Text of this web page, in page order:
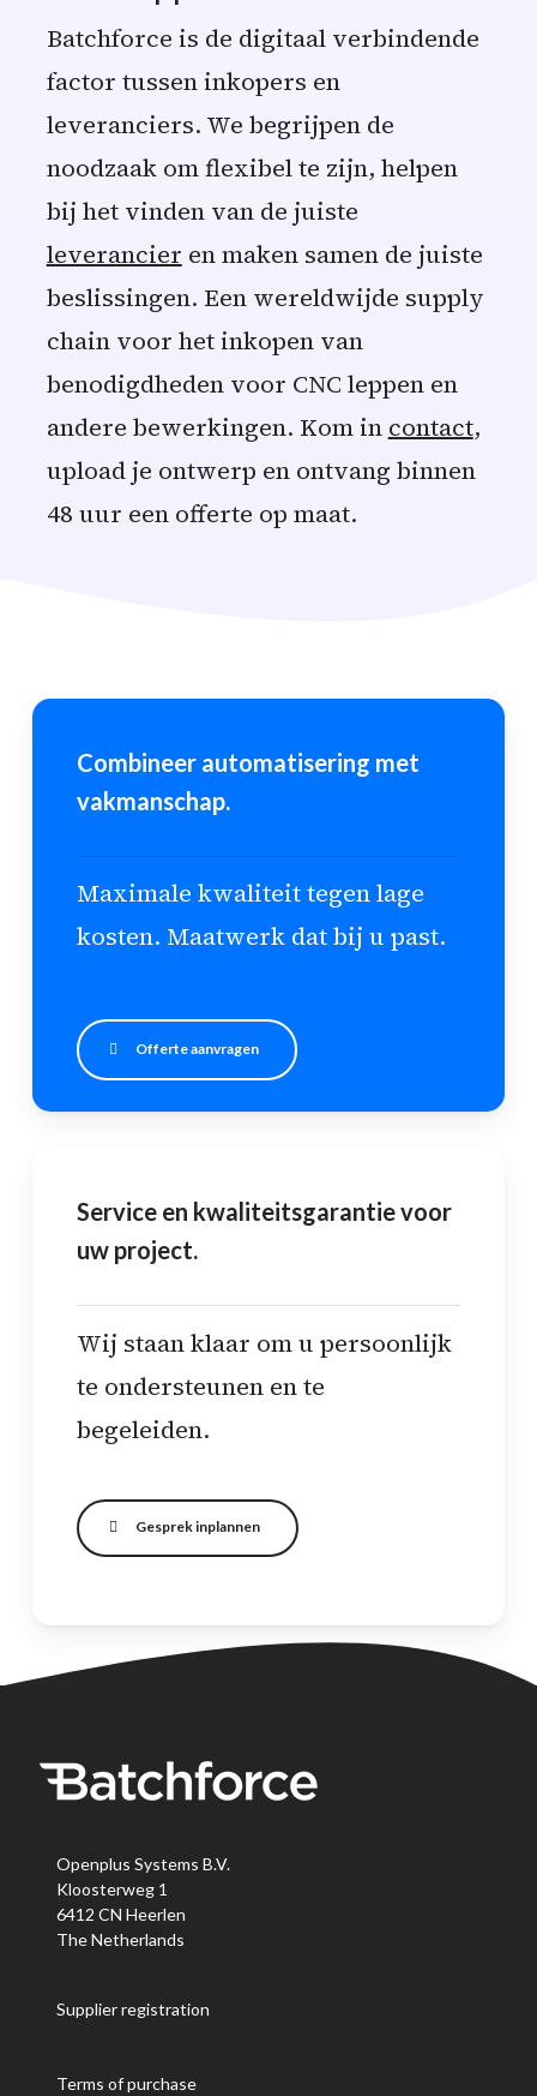
Batchforce is de digitaal verbindende
factor tussen inkopers en
leveranciers. We begrijpen de
noodzaak om flexibel te zijn, helpen
bij het vinden van de juiste
leverancier en maken samen de juiste
beslissingen. Een wereldwijde supply
chain voor het inkopen van
benodigdheden voor CNC leppen en
andere bewerkingen. Kom in contact,
upload je ontwerp en ontvang binnen
48 uur een offerte op maat.
Combineer automatisering met
vakmanschap.
Maximale kwaliteit tegen lage
kosten. Maatwerk dat bij u past.
Offerte aanvragen
Service en kwaliteitsgarantie voor
uw project.
Wij staan klaar om u persoonlijk
te ondersteunen en te
begeleiden.
Gesprek inplannen
Openplus Systems B.V.
Kloosterweg 1
6412 CN Heerlen
The Netherlands
Supplier registration
Terms of purchase